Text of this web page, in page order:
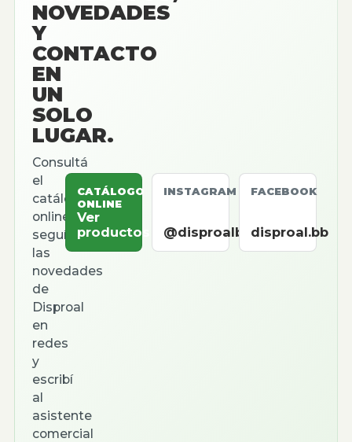
NOVEDADES
Y
CONTACTO
EN
UN
SOLO
LUGAR.
Consultá
el
catálogo
online,
seguí
las
novedades
de
Disproal
en
redes
y
escribí
al
asistente
comercial
CATÁLOGO
ONLINE
Ver
productos
INSTAGRAM
@disproalbb
FACEBOOK
disproal.bb